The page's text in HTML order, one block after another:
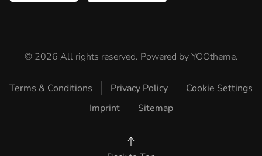
© 2026 All rights reserved. Powered byYOOtheme.
Terms & Conditions Privacy Policy
Cookie Settings
Imprint
Sitemap